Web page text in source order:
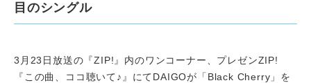
目のシングル
3月23日放送の『ZIP!』内のワンコーナー、プレゼンZIP!
『この曲、ココ聴いて♪』にてDAIGOが「Black Cherry」を